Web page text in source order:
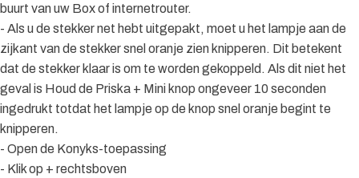
buurt van uw Box of internetrouter.
- Als u de stekker net hebt uitgepakt, moet u het lampje aan de
zijkant van de stekker snel oranje zien knipperen. Dit betekent
dat de stekker klaar is om te worden gekoppeld. Als dit niet het
geval is Houd de Priska + Mini knop ongeveer 10 seconden
ingedrukt totdat het lampje op de knop snel oranje begint te
knipperen.
- Open de Konyks-toepassing
- Klik op + rechtsboven